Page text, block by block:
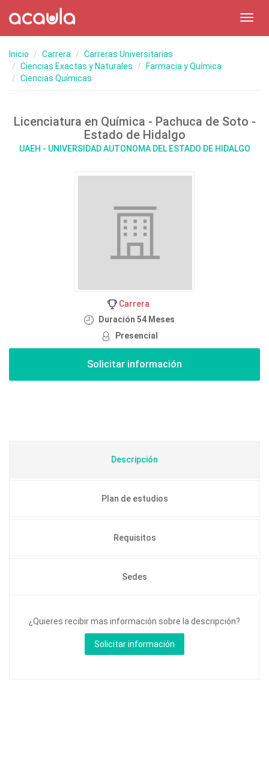
Inicio Carrera
Carreras Universitarias
Ciencias Exactas y Naturales
Farmacia y Química
Ciencias Químicas
Licenciatura en Química - Pachuca de Soto -
Estado de Hidalgo
UAEH - UNIVERSIDAD AUTONOMA DEL ESTADO DE HIDALGO
Carrera
Duración 54 Meses
Presencial
Descripción
Plan de estudios
Requisitos
Sedes
¿Quieres recibir mas información sobre la descripción?